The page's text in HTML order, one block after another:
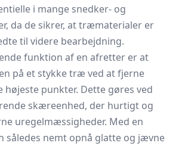
i mange snedker- og
da de sikrer, at træmaterialer er
til videre bearbejdning.
funktion af en afretter er at
på et stykke træ ved at fjerne
højeste punkter. Dette gøres ved
skæreenhed, der hurtigt og
uregelmæssigheder. Med en
således nemt opnå glatte og jævne